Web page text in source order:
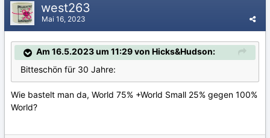
west263
Mai 16, 2023
Am 16.5.2023 um 11:29 von Hicks&Hudson:
Bitteschön für 30 Jahre:
Wie bastelt man da, World 75% +World Small 25% gegen 100%
World?